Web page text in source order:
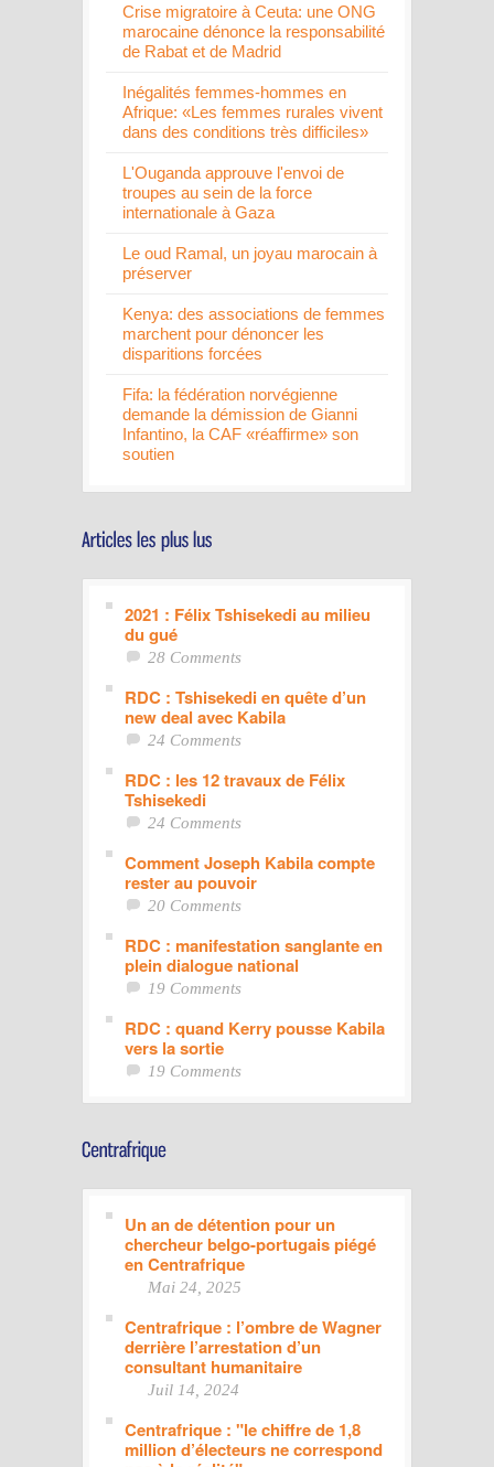
Crise migratoire à Ceuta: une ONG
marocaine dénonce la responsabilité
de Rabat et de Madrid
Inégalités femmes-hommes en
Afrique: «Les femmes rurales vivent
dans des conditions très difficiles»
L'Ouganda approuve l'envoi de
troupes au sein de la force
internationale à Gaza
Le oud Ramal, un joyau marocain à
préserver
Kenya: des associations de femmes
marchent pour dénoncer les
disparitions forcées
Fifa: la fédération norvégienne
demande la démission de Gianni
Infantino, la CAF «réaffirme» son
soutien
2021 : Félix Tshisekedi au milieu
du gué
28 Comments
RDC : Tshisekedi en quête d’un
new deal avec Kabila
24 Comments
RDC : les 12 travaux de Félix
Tshisekedi
24 Comments
Comment Joseph Kabila compte
rester au pouvoir
20 Comments
RDC : manifestation sanglante en
plein dialogue national
19 Comments
RDC : quand Kerry pousse Kabila
vers la sortie
19 Comments
Un an de détention pour un
chercheur belgo-portugais piégé
en Centrafrique
Mai 24, 2025
Centrafrique : l’ombre de Wagner
derrière l’arrestation d’un
consultant humanitaire
Juil 14, 2024
Centrafrique : "le chiffre de 1,8
million d’électeurs ne correspond